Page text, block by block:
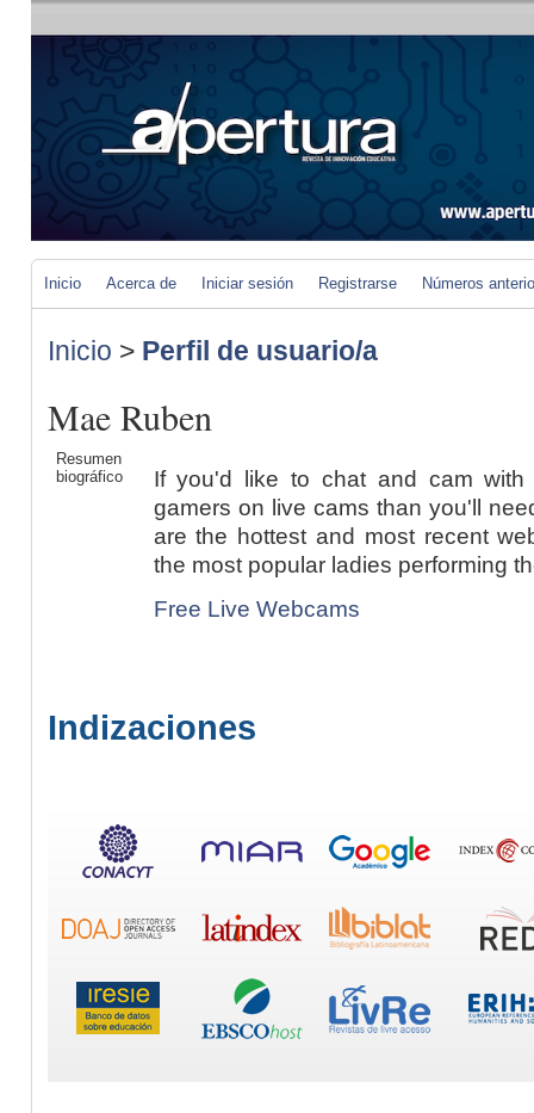
Inicio Acerca de Iniciar sesión Registrarse Números
Inicio > Perfil de usuario/a
Mae Ruben
Resumen
biográfico
If you'd like to chat and cam
gamers on live cams than you'll
are the hottest and most recent
the most popular ladies performing
Free Live Webcams
Indizaciones